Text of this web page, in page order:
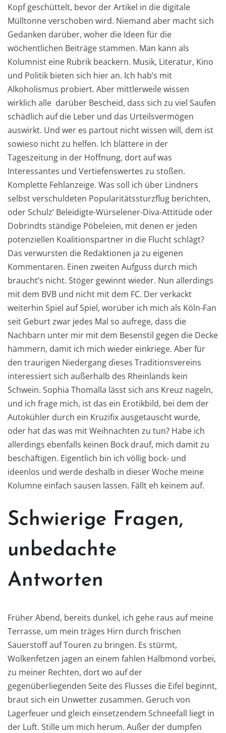
Kopf geschüttelt, bevor der Artikel in die digitale
Mülltonne verschoben wird. Niemand aber macht sich
Gedanken darüber, woher die Ideen für die
wöchentlichen Beiträge stammen. Man kann als
Kolumnist eine Rubrik beackern. Musik, Literatur, Kino
und Politik bieten sich hier an. Ich hab’s mit
Alkoholismus probiert. Aber mittlerweile wissen
wirklich alle darüber Bescheid, dass sich zu viel Saufen
schädlich auf die Leber und das Urteilsvermögen
auswirkt. Und wer es partout nicht wissen will, dem ist
sowieso nicht zu helfen. Ich blättere in der
Tageszeitung in der Hoffnung, dort auf was
Interessantes und Vertiefenswertes zu stoßen.
Komplette Fehlanzeige. Was soll ich über Lindners
selbst verschuldeten Popularitätssturzflug berichten,
oder Schulz‘ Beleidigte-Würselener-Diva-Attitüde oder
Dobrindts ständige Pöbeleien, mit denen er jeden
potenziellen Koalitionspartner in die Flucht schlägt?
Das verwursten die Redaktionen ja zu eigenen
Kommentaren. Einen zweiten Aufguss durch mich
braucht’s nicht. Stöger gewinnt wieder. Nun allerdings
mit dem BVB und nicht mit dem FC. Der verkackt
weiterhin Spiel auf Spiel, worüber ich mich als Köln-Fan
seit Geburt zwar jedes Mal so aufrege, dass die
Nachbarn unter mir mit dem Besenstil gegen die Decke
hämmern, damit ich mich wieder einkriege. Aber für
den traurigen Niedergang dieses Traditionsvereins
interessiert sich außerhalb des Rheinlands kein
Schwein. Sophia Thomalla lässt sich ans Kreuz nageln,
und ich frage mich, ist das ein Erotikbild, bei dem der
Autokühler durch ein Kruzifix ausgetauscht wurde,
oder hat das was mit Weihnachten zu tun? Habe ich
allerdings ebenfalls keinen Bock drauf, mich damit zu
beschäftigen. Eigentlich bin ich völlig bock- und
ideenlos und werde deshalb in dieser Woche meine
Kolumne einfach sausen lassen. Fällt eh keinem auf.
Schwierige Fragen,
unbedachte
Antworten
Früher Abend, bereits dunkel, ich gehe raus auf meine
Terrasse, um mein träges Hirn durch frischen
Sauerstoff auf Touren zu bringen. Es stürmt,
Wolkenfetzen jagen an einem fahlen Halbmond vorbei,
zu meiner Rechten, dort wo auf der
gegenüberliegenden Seite des Flusses die Eifel beginnt,
braut sich ein Unwetter zusammen. Geruch von
Lagerfeuer und gleich einsetzendem Schneefall liegt in
der Luft. Stille um mich herum. Außer der dumpfen